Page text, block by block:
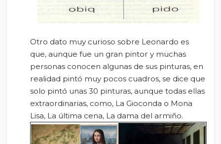
Otro dato muy curioso sobre Leonardo es
que, aunque fue un gran pintor y muchas
personas conocen algunas de sus pinturas, en
realidad pintó muy pocos cuadros, se dice que
solo pintó unas 30 pinturas, aunque todas ellas
extraordinarias, como, La Gioconda o Mona
Lisa, La última cena, La dama del armiño.